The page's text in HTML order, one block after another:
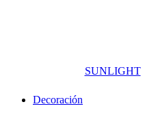
SUNLIGHT
Decoración